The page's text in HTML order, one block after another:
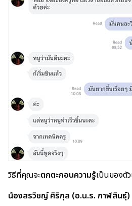
วิธีที่คุณจะตกตะกอนความรู้เป็นของตัว
น้องสรวิชญ์ ศิริกุล (อ.น.ร. กาฬสินธุ์)